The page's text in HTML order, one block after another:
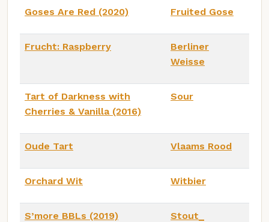
Goses Are Red (2020) Fruited Gose
Frucht: Raspberry
Berliner
Weisse
Tart of Darkness with
Cherries & Vanilla (2016)
Sour
Oude Tart Vlaams Rood
Orchard Wit Witbier
S’more BBLs (2019) Stout_